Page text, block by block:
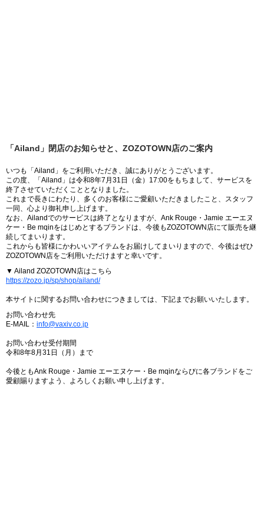
「Ailand」閉店のお知らせと、ZOZOTOWN店のご案内
いつも「Ailand」をご利用いただき、誠にありがとうございます。
この度、「Ailand」は令和8年7月31日（金）17:00をもちまして、サービスを
終了させていただくこととなりました。
これまで長きにわたり、多くのお客様にご愛顧いただきましたこと、スタッフ
一同、心より御礼申し上げます。
なお、Ailandでのサービスは終了となりますが、Ank Rouge・Jamie エーエヌ
ケー・Be mqinをはじめとするブランドは、今後もZOZOTOWN店にて販売を継
続してまいります。
これからも皆様にかわいいアイテムをお届けしてまいりますので、今後はぜひ
ZOZOTOWN店をご利用いただけますと幸いです。
▼ Ailand ZOZOTOWN店はこちら
https://zozo.jp/sp/shop/ailand/
本サイトに関するお問い合わせにつきましては、下記までお願いいたします。
お問い合わせ先
E-MAIL： info@vaxiv.co.jp
お問い合わせ受付期間
令和8年8月31日（月）まで
今後ともAnk Rouge・Jamie エーエヌケー・Be mqinならびに各ブランドをご
愛顧賜りますよう、よろしくお願い申し上げます。